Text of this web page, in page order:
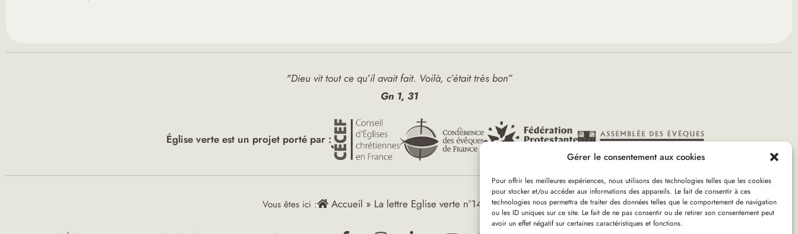
Gérer le consentement aux cookies
Pour offrir les meilleures expériences, nous utilisons des technologies telles que les cookies
pour stocker et/ou accéder aux informations des appareils. Le fait de consentir à ces
technologies nous permettra de traiter des données telles que le comportement de navigation
ou les ID uniques sur ce site. Le fait de ne pas consentir ou de retirer son consentement peut
avoir un effet négatif sur certaines caractéristiques et fonctions.
"Dieu vit tout ce qu’il avait fait. Voilà, c’était très bon”
Gn 1, 31
Église verte est un projet porté par :
Vous êtes ici : Accueil » La lettre Eglise verte n°14 – mai 2021